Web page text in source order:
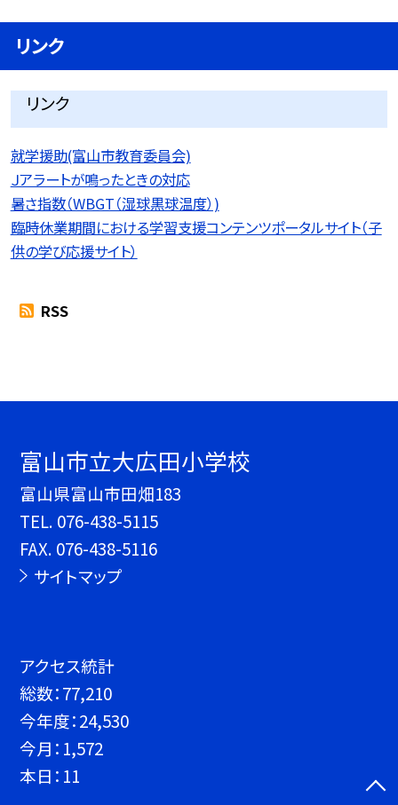
リンク
リンク
就学援助(富山市教育委員会)
Ｊアラートが鳴ったときの対応
暑さ指数（WBGT（湿球黒球温度）)
臨時休業期間における学習支援コンテンツポータルサイト（子
供の学び応援サイト）
RSS
富山市立大広田小学校
富山県富山市田畑183
TEL. 076-438-5115
FAX. 076-438-5116
サイトマップ
アクセス統計
総数：77,210
今年度：24,530
今月： 1,572
本日： 11